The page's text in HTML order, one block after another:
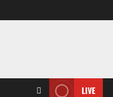
LIVE